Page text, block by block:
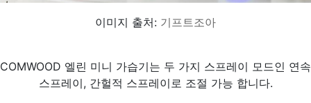
이미지 출처: 기프트조아
COMWOOD 엘린 미니 가습기는 두 가지 스프레이 모드인 연속
스프레이, 간헐적 스프레이로 조절 가능 합니다.